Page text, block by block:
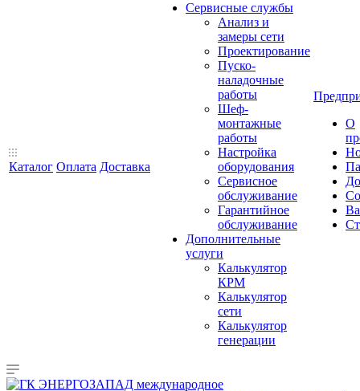
Каталог Оплата Доставка
Сервисные службы
Анализ и
замеры сети
Проектирование
Пуско-
наладочные
работы
Шеф-
монтажные
работы
Настройка
оборудования
Сервисное
обслуживание
Гарантийное
обслуживание
Дополнительные
услуги
Калькулятор
КРМ
Калькулятор
сети
Калькулятор
генерации
О